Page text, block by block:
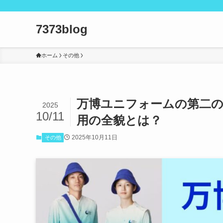
7373blog
ホーム その他
万博ユニフォームの第二
用の全貌とは？
2025
10/11
その他 2025年10月11日